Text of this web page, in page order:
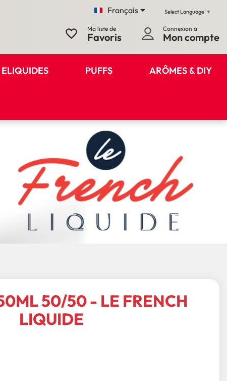
Français Select Language ▼
favorite_border Ma liste de
Favoris
Connexion à
Mon compte
ELIQUIDES PUFFS ARÔMES & DIY
50/50 - LE FRENCH
LIQUIDE